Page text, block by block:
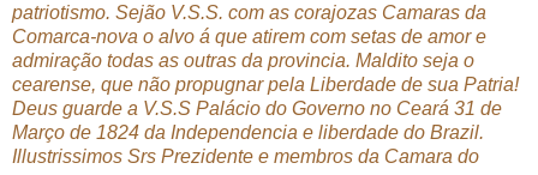
patriotismo. Sejão V.S.S. com as corajozas Camaras da
Comarca-nova o alvo á que atirem com setas de amor e
admiração todas as outras da provincia. Maldito seja o
cearense, que não propugnar pela Liberdade de sua Patria!
Deus guarde a V.S.S Palácio do Governo no Ceará 31 de
Março de 1824 da Independencia e liberdade do Brazil.
Illustrissimos Srs Prezidente e membros da Camara do